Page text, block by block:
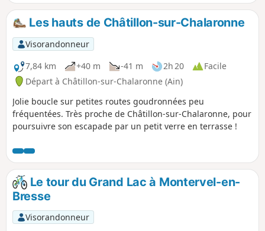
Les hauts de Châtillon-sur-Chalaronne
Visorandonneur
7,84 km
+40 m -41 m 2h 20
Facile
Départ à Châtillon-sur-Chalaronne (Ain)
Jolie boucle sur petites routes goudronnées peu
fréquentées. Très proche de Châtillon-sur-Chalaronne, pour
poursuivre son escapade par un petit verre en terrasse !
Le tour du Grand Lac à Montervel-en-
Bresse
Visorandonneur